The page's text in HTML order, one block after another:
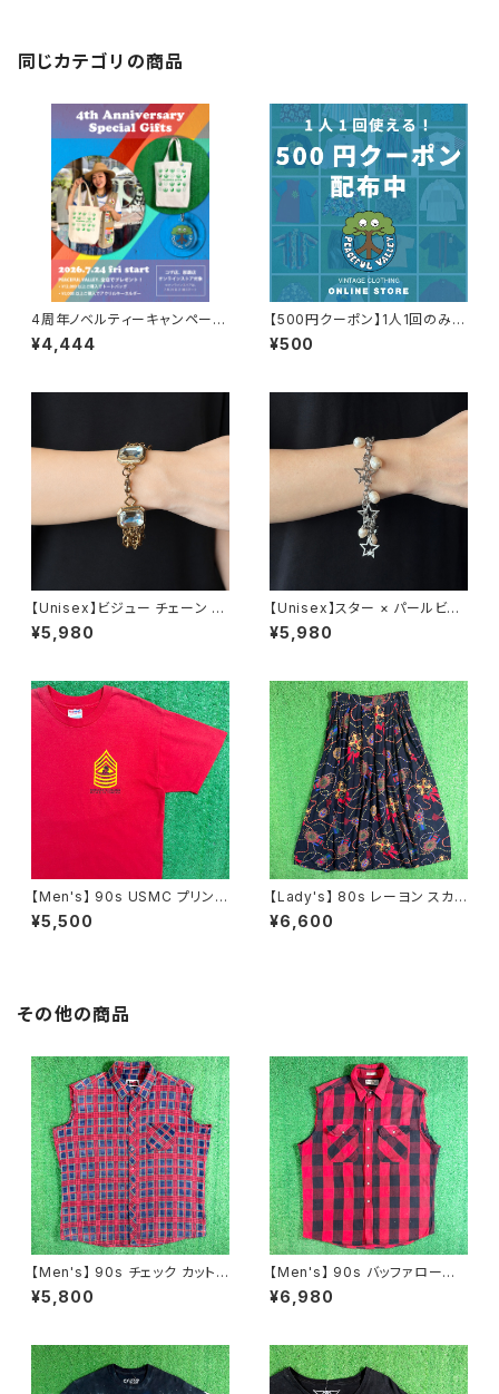
同じカテゴリの商品
4周年ノベルティーキャンペーン
開催中！
¥4,444
【500円クーポン】1人1回のみご
利用可能！
¥500
【Unisex】ビジュー チェーン ブ
レスレット / 古着 アクセサリー
N0737
¥5,980
【Unisex】スター × パールビー
ズ チャーム チェーン ブレスレッ
ト / 古着 アクセサリー N1109
¥5,980
【Men's】 90s USMC プリント
Tシャツ / アメリカ製 USA製 9
0年代 ティーシャツ T-Shirt 古
¥5,500
【Lady's】 80s レーヨン スカ
ーフ柄 スカート / 80年代 古着
レディース 総柄 2266
¥6,600
その他の商品
【Men's】 90s チェック カットオ
フ フランネル ノースリーブ シャ
ツ / 90年代 ベスト 古着 ネルシ
¥5,800
【Men's】 90s バッファローチェ
ック カットオフ フランネル ノー
スリーブシャツ / アメリカ製 US
¥6,980